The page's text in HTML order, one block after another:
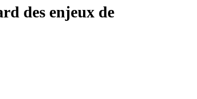
des enjeux de